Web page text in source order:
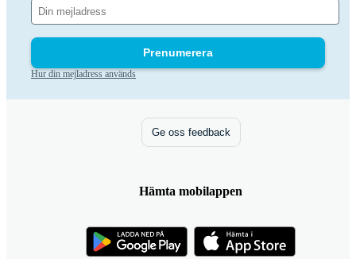
Prenumerera
Hur din mejladress används
Ge oss feedback
Hämta mobilappen